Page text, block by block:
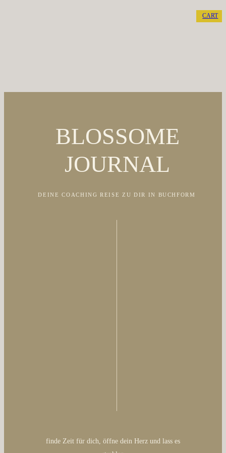
CART
BLOSSOME
JOURNAL
DEINE COACHING REISE ZU DIR IN BUCHFORM
finde Zeit für dich, öffne dein Herz und lass es